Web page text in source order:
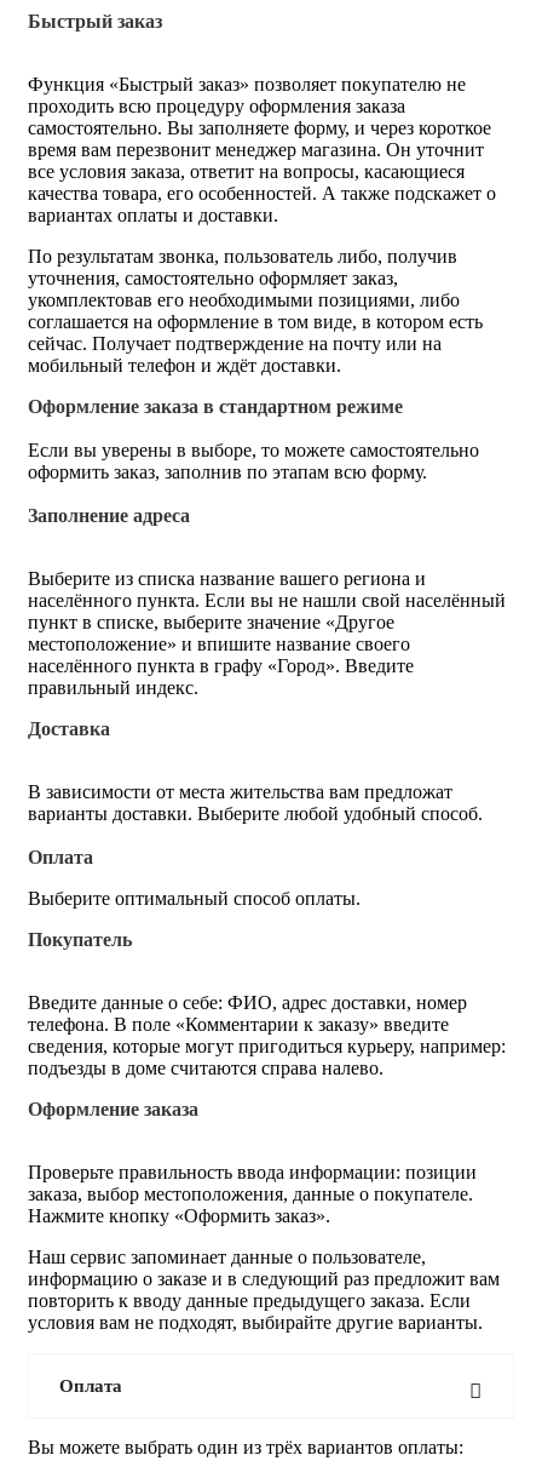
Быстрый заказ
Функция «Быстрый заказ» позволяет покупателю не
проходить всю процедуру оформления заказа
самостоятельно. Вы заполняете форму, и через короткое
время вам перезвонит менеджер магазина. Он уточнит
все условия заказа, ответит на вопросы, касающиеся
качества товара, его особенностей. А также подскажет о
вариантах оплаты и доставки.
По результатам звонка, пользователь либо, получив
уточнения, самостоятельно оформляет заказ,
укомплектовав его необходимыми позициями, либо
соглашается на оформление в том виде, в котором есть
сейчас. Получает подтверждение на почту или на
мобильный телефон и ждёт доставки.
Оформление заказа в стандартном режиме
Если вы уверены в выборе, то можете самостоятельно
оформить заказ, заполнив по этапам всю форму.
Заполнение адреса
Выберите из списка название вашего региона и
населённого пункта. Если вы не нашли свой населённый
пункт в списке, выберите значение «Другое
местоположение» и впишите название своего
населённого пункта в графу «Город». Введите
правильный индекс.
Доставка
В зависимости от места жительства вам предложат
варианты доставки. Выберите любой удобный способ.
Оплата
Выберите оптимальный способ оплаты.
Покупатель
Введите данные о себе: ФИО, адрес доставки, номер
телефона. В поле «Комментарии к заказу» введите
сведения, которые могут пригодиться курьеру, например:
подъезды в доме считаются справа налево.
Оформление заказа
Проверьте правильность ввода информации: позиции
заказа, выбор местоположения, данные о покупателе.
Нажмите кнопку «Оформить заказ».
Наш сервис запоминает данные о пользователе,
информацию о заказе и в следующий раз предложит вам
повторить к вводу данные предыдущего заказа. Если
условия вам не подходят, выбирайте другие варианты.
Оплата
Вы можете выбрать один из трёх вариантов оплаты: